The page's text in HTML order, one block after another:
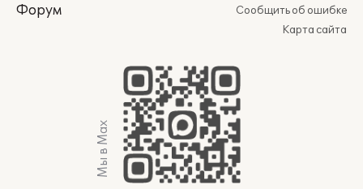
Форум
Сообщить об ошибке
Карта сайта
Мы в Max